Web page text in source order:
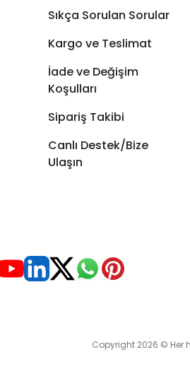
Sıkça Sorulan Sorular
Kargo ve Teslimat
İade ve Değişim
Koşulları
Sipariş Takibi
Canlı Destek/Bize
Ulaşın
Copyright 2026 © Her